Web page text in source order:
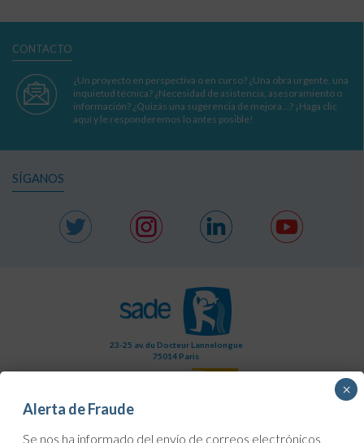
CONTACTO
¿Un proyecto en perspectiva o en curso? ¿Una obra urgente, una
inquietud técnica? ¿Necesidad de asistencia, asesoramiento o
información? ¿Quizás una sugerencia de mejora…? ¡Haga clic
aquí y le responderemos lo antes posible!
SÍGANOS
23-25 av. du Docteur Lannelongue
75014 Paris
Alerta de Fraude
Se nos ha informado del envío de correos electrónicos
×